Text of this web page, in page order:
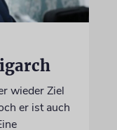
wieder Ziel
er ist auch